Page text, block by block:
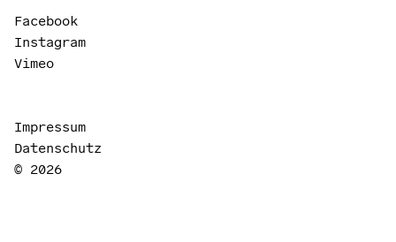
Facebook
Instagram
Vimeo
Impressum
Datenschutz
© 2026